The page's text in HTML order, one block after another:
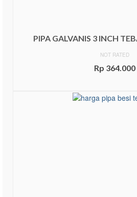
PIPA GALVANIS 3 INCH
NOT RATED
Rp 364.000